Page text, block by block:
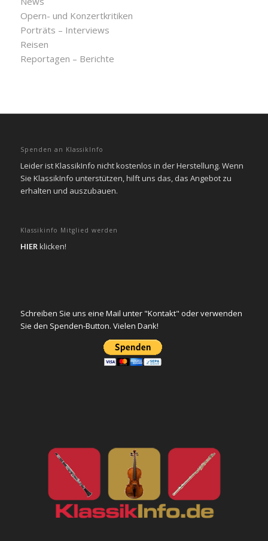
Opern- und Konzertkritiken
Porträts – Interviews
Reisen
Reportagen – Berichte
Spenden an KlassikInfo
Leider ist KlassikInfo nicht kostenlos in der Herstellung. Wenn
Sie KlassikInfo unterstützen, hilft uns das, das Angebot zu
erhalten und auszubauen.
Klassikinfo Mitglied werden
HIERklicken!
Schreiben Sie uns eine Mail unter "Kontakt" oder verwenden
Sie den Spenden-Button. Vielen Dank!